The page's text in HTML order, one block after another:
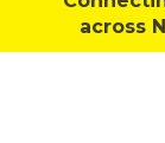
across